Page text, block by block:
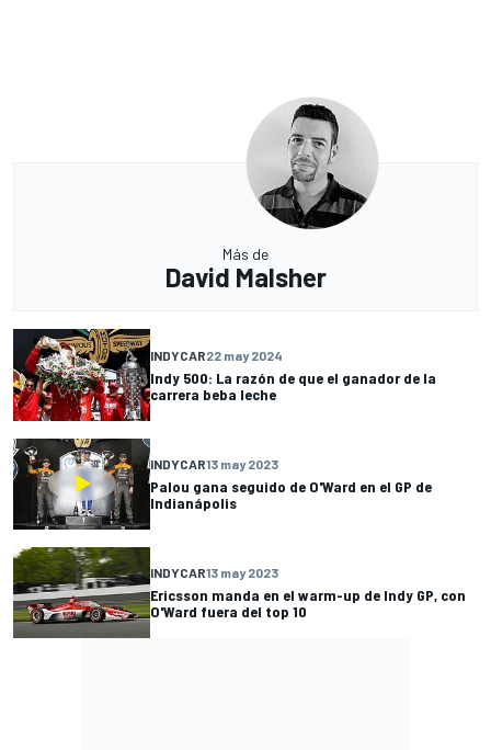
Más de
David Malsher
INDYCAR22 may 2024
Indy 500: La razón de que el ganador de la
carrera beba leche
INDYCAR13 may 2023
Palou gana seguido de O'Ward en el GP de
Indianápolis
INDYCAR13 may 2023
Ericsson manda en el warm-up de Indy GP, con
O'Ward fuera del top 10